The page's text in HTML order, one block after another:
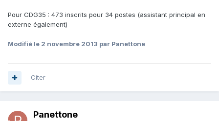
Pour CDG35 : 473 inscrits pour 34 postes (assistant principal en
externe également)
Modifié le 2 novembre 2013 par Panettone
Citer
Panettone